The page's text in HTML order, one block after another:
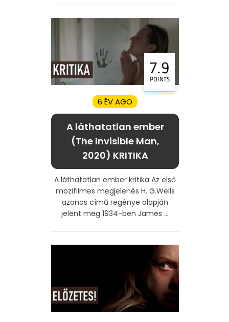
7.9
POINTS
6 ÉV AGO
A láthatatlan ember
(The Invisible Man,
2020) KRITIKA
A láthatatlan ember kritika Az első
mozifilmes megjelenés H. G.Wells
azonos című regénye alapján
jelent meg 1934-ben James ...